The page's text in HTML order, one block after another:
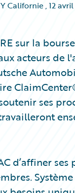
Californie,12
sur la
acteurs de
ses
d’affiner ses